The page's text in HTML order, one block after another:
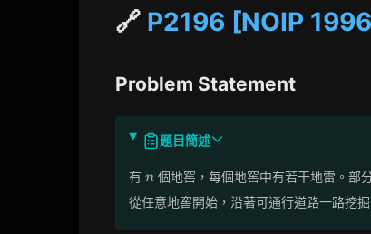
🔗 P2196 [NOIP
Problem Statement
題目簡述
有 n
n 個地窖，每個地窖中有若干地雷。部
從任意地窖開始，沿著可通行道路一路挖